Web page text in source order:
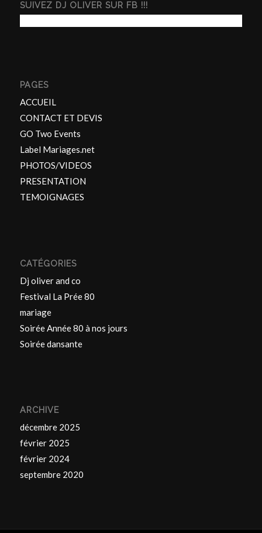
SUIVEZ DJ OLIVER SUR FB !!!
PAGES
ACCUEIL
CONTACT ET DEVIS
GO Two Events
Label Mariages.net
PHOTOS/VIDEOS
PRESENTATION
TEMOIGNAGES
CATÉGORIES
Dj oliver and co
Festival La Prée 80
mariage
Soirée Année 80 à nos jours
Soirée dansante
ARCHIVE
décembre 2025
février 2025
février 2024
septembre 2020